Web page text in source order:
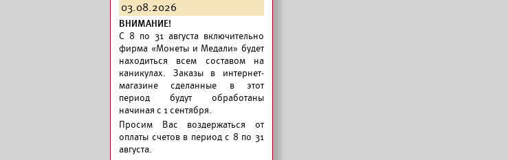
03.08.2026
ВНИМАНИЕ!
C 8 по 31 августа включительно
фирма «Монеты и Медали» будет
находиться всем составом на
каникулах. Заказы в интернет-
магазине сделанные в этот
период будут обработаны
начиная с 1 сентября.
Просим Вас воздержаться от
оплаты счетов в период с 8 по 31
августа.